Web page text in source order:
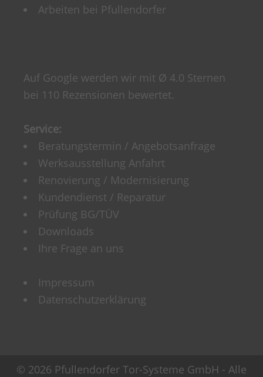
Arbeiten bei Pfullendorfer
Auf Google werden wir mit Ø 4.0 Sternen
bei 110 Rezensionen bewertet.
Service:
Beratungstermin / Angebotsanfrage
Werksausstellung Anfahrt
Renovierung / Modernisierung
Kundendienst / Reparatur
Prüfung BG/TÜV
Downloads
Ihre Frage an uns
Impressum
Datenschutzerklärung
© 2026 Pfullendorfer Tor-Systeme GmbH - Alle